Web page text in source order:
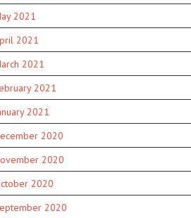
2021
2021
2021
2021
2021
2020
2020
2020
2020